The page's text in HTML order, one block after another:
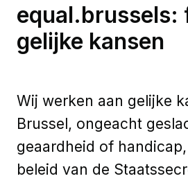
equal.brussels:
gelijke kansen
Wij werken aan gelijke
Brussel, ongeacht
geaardheid of
beleid van de